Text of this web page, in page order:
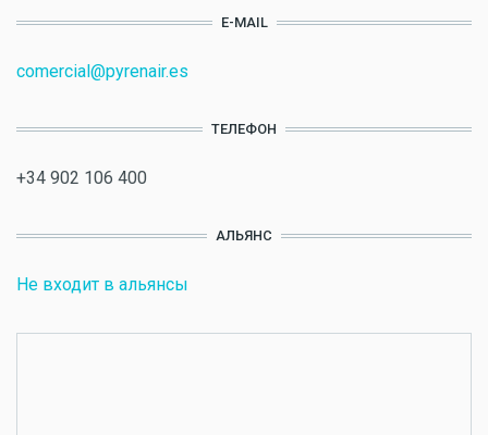
E-MAIL
comercial@pyrenair.es
ТЕЛЕФОН
+34 902 106 400
АЛЬЯНС
Не входит в альянсы